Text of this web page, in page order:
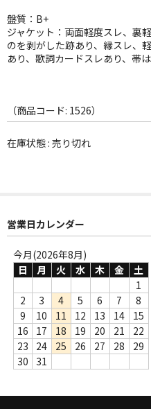
J-POP
ROCK
WORLD
その他
Webのみ no.2
Webのみ no.3
Webのみ no.4
売り切れ
盤質：B+
ジャケット：両面軽度スレ、裏
のを剥がした跡あり、縁スレ、
あり、歌詞カードスレあり、帯は
（商品コード: 1526）
在庫状態 : 売り切れ
営業日カレンダー
今月(2026年8月)
日
月 火 水 木 金
土
1
2
3 4 5 6 7
8
9
10 11 12 13 14
15
16
17 18 19 20 21
22
23
24 25 26 27 28
29
30
31